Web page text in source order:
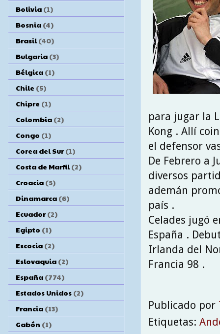
para jugar la
Kong . Allí
el defensor
De Febrero a
diversos
ademán
país .
Celades jugó
España .
Irlanda del
Francia 98 .
Publicado por
Etiquetas:
Bolivia (1)
Bosnia (4)
Brasil (40)
Bulgaria (3)
Bélgica (1)
Chile (5)
Chipre (1)
Colombia (2)
Congo (1)
Corea del Sur (1)
Costa de Marfil (2)
Croacia (5)
Dinamarca (6)
Ecuador (2)
Egipto (1)
Escocia (2)
Eslovaquia (2)
España (774)
Estados Unidos (2)
Francia (13)
Gabón (1)